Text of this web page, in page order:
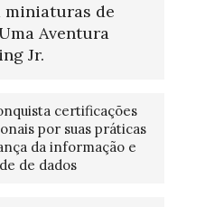
miniaturas de
Aventura
Jr.
certificações
por suas práticas
da informação e
de dados